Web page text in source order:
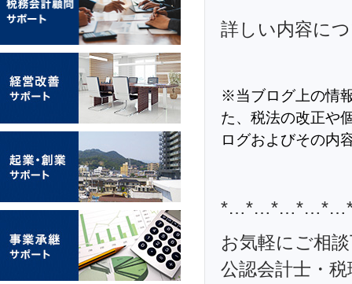
詳しい内容に
※当ブログ上の情
た、税法の改正や
ログおよびその内
お気軽にご相
公認会計士・